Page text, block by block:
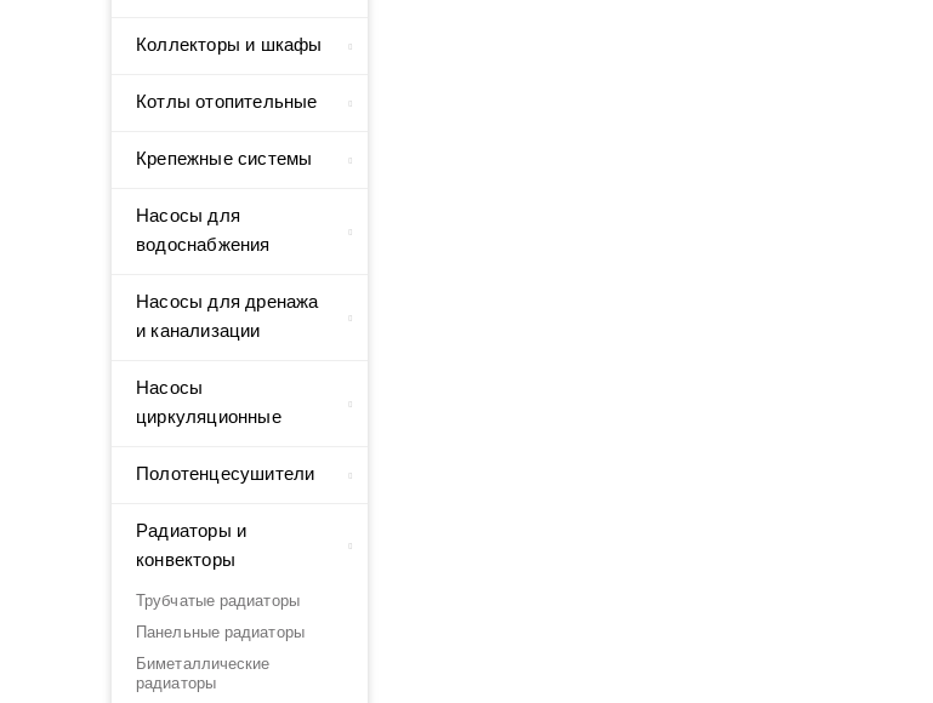
Коллекторы и шкафы
Котлы отопительные
Крепежные системы
Насосы для
водоснабжения
Насосы для дренажа
и канализации
Насосы
циркуляционные
Полотенцесушители
Радиаторы и
конвекторы
Трубчатые радиаторы
Панельные радиаторы
Биметаллические
радиаторы